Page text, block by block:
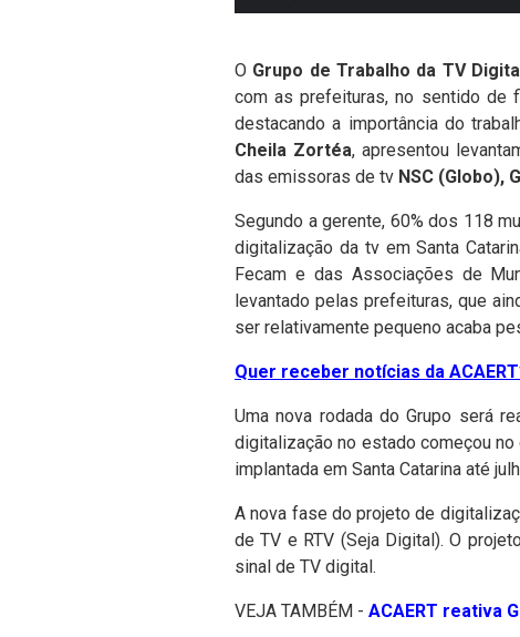
O Grupo de Trabalho da TV
com as prefeituras, no sentido de
destacando a importância do
Cheila Zortéa, apresentou
das emissoras de tv NSC (Globo),
Segundo a gerente, 60% dos 118
digitalização da tv em Santa
Fecam e das Associações de
levantado pelas prefeituras, que
ser relativamente pequeno acaba
Quer receber notícias da
Uma nova rodada do Grupo será
digitalização no estado começou
implantada em Santa Catarina até
A nova fase do projeto de
de TV e RTV (Seja Digital). O
sinal de TV digital.
VEJA TAMBÉM - ACAERT reativa